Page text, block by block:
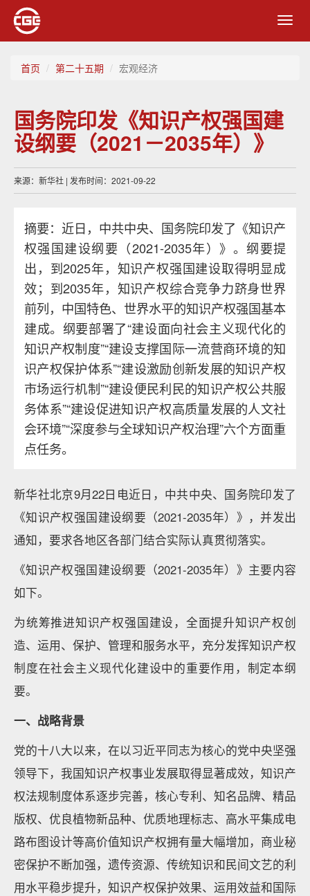
首页 第二十五期 宏观经济
国务院印发《知识产权强国建
设纲要（2021－2035年）》
来源：新华社 | 发布时间：2021-09-22
摘要：近日，中共中央、国务院印发了《知识产
权强国建设纲要（2021-2035年）》。纲要提
出，到2025年，知识产权强国建设取得明显成
效；到2035年，知识产权综合竞争力跻身世界
前列，中国特色、世界水平的知识产权强国基本
建成。纲要部署了“建设面向社会主义现代化的
知识产权制度”“建设支撑国际一流营商环境的知
识产权保护体系”“建设激励创新发展的知识产权
市场运行机制”“建设便民利民的知识产权公共服
务体系”“建设促进知识产权高质量发展的人文社
会环境”“深度参与全球知识产权治理”六个方面重
点任务。
新华社北京9月22日电近日，中共中央、国务院印发了
《知识产权强国建设纲要（2021-2035年）》，并发出
通知，要求各地区各部门结合实际认真贯彻落实。
《知识产权强国建设纲要（2021-2035年）》主要内容
如下。
为统筹推进知识产权强国建设，全面提升知识产权创
造、运用、保护、管理和服务水平，充分发挥知识产权
制度在社会主义现代化建设中的重要作用，制定本纲
要。
一、战略背景
党的十八大以来，在以习近平同志为核心的党中央坚强
领导下，我国知识产权事业发展取得显著成效，知识产
权法规制度体系逐步完善，核心专利、知名品牌、精品
版权、优良植物新品种、优质地理标志、高水平集成电
路布图设计等高价值知识产权拥有量大幅增加，商业秘
密保护不断加强，遗传资源、传统知识和民间文艺的利
用水平稳步提升，知识产权保护效果、运用效益和国际